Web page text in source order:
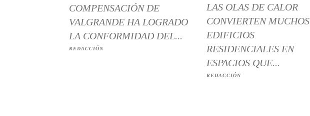
COMPENSACIÓN DE
VALGRANDE HA LOGRADO
LA CONFORMIDAD DEL...
REDACCIÓN
LAS OLAS DE CALOR
CONVIERTEN MUCHOS
EDIFICIOS
RESIDENCIALES EN
ESPACIOS QUE...
REDACCIÓN